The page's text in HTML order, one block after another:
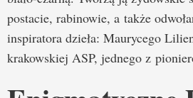
postacie, rabinowie, a także
inspiratora dzieła: Maurycego
krakowskiej ASP, jednego z